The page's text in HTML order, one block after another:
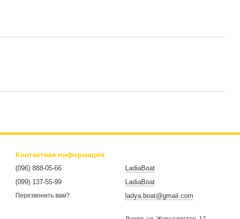
Контактная информация
(096) 888-05-66
(099) 137-55-99
Перезвонить вам?
LadiaBoat
LadiaBoat
ladya.boat@gmail.com